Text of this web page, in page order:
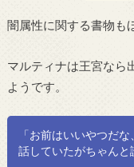
闇属性に関する書物も
マルティナは王宮なら
ようです。
「お前はいいやつだ
話していたがちゃんと